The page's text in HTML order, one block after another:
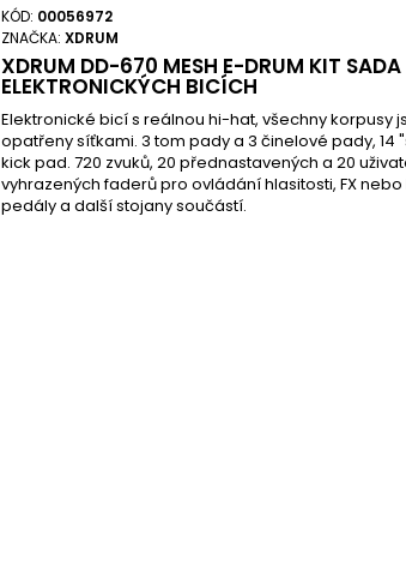
KÓD: 00056972
ZNAČKA:XDRUM
XDRUM DD-670 MESH E-DRUM KIT SADA
ELEKTRONICKÝCH BICÍCH
Elektronické bicí s reálnou hi-hat, všechny korpusy
opatřeny síťkami. 3 tom pady a 3 činelové pady, 14
kick pad. 720 zvuků, 20 přednastavených a 20
vyhrazených faderů pro ovládání hlasitosti, FX nebo
pedály a další stojany součástí.